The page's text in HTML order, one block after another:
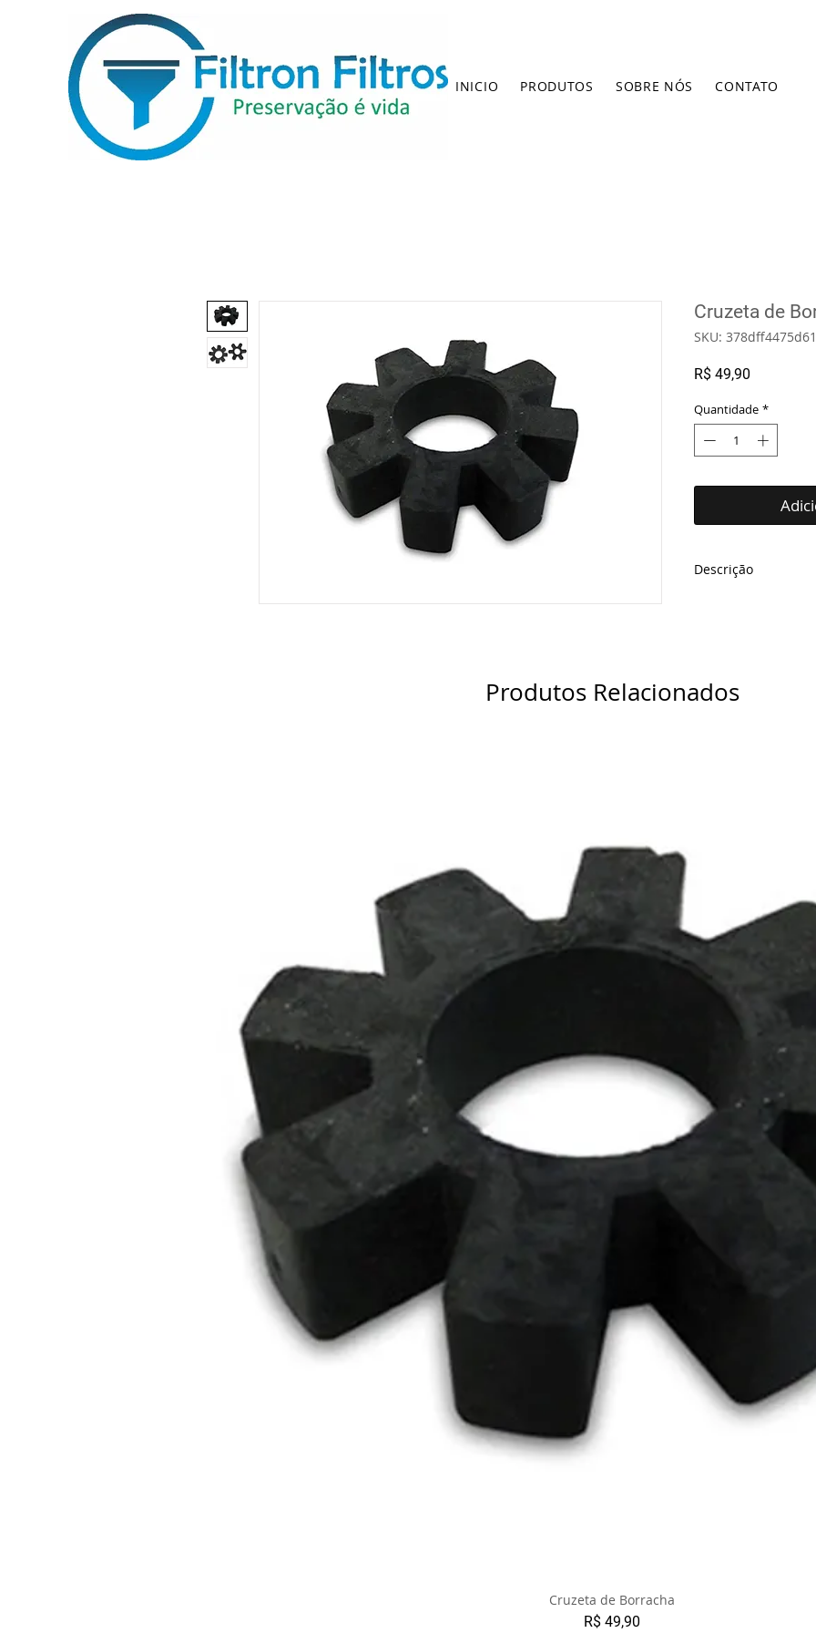
INICIO PRODUTOS SOBRE NÓS CONTATO
Cruzeta de
SKU:
R$ 49,90
Quantidade *
Descrição
Produtos Relacionados
Cruzeta de Borracha
Preço
R$ 49,90